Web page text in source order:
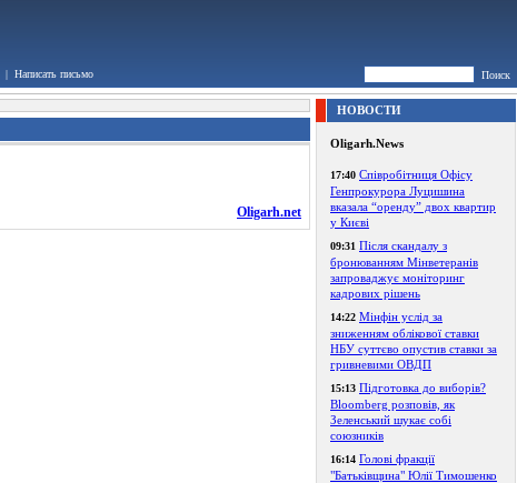
| Написать письмо Поиск
Oligarh.net
НОВОСТИ
Oligarh.News
17:40 Співробітниця Офісу
Генпрокурора Луцишина
вказала “оренду” двох квартир
у Києві
09:31 Після скандалу з
бронюванням Мінветеранів
запроваджує моніторинг
кадрових рішень
14:22 Мінфін услід за
зниженням облікової ставки
НБУ суттєво опустив ставки за
гривневими ОВДП
15:13 Підготовка до виборів?
Bloomberg розповів, як
Зеленський шукає собі
союзників
16:14 Голові фракції
"Батьківщина" Юлії Тимошенко